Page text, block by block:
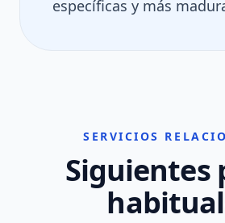
específicas y más
SERVICIOS
Siguientes